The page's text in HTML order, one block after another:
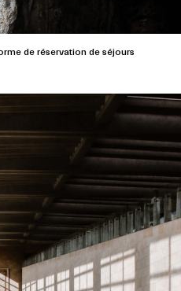
de réservation de séjours